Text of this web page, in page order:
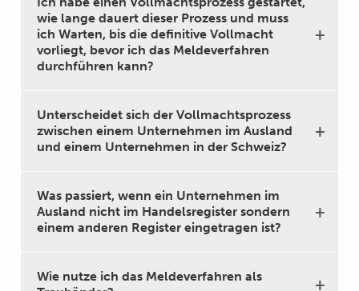
wie lange dauert dieser Prozess und muss
ich Warten, bis die definitive Vollmacht
vorliegt, bevor ich das Meldeverfahren
durchführen kann?
Unterscheidet sich der Vollmachtsprozess
zwischen einem Unternehmen im Ausland
und einem Unternehmen in der Schweiz?
Was passiert, wenn ein Unternehmen im
Ausland nicht im Handelsregister sondern
einem anderen Register eingetragen ist?
Wie nutze ich das Meldeverfahren als